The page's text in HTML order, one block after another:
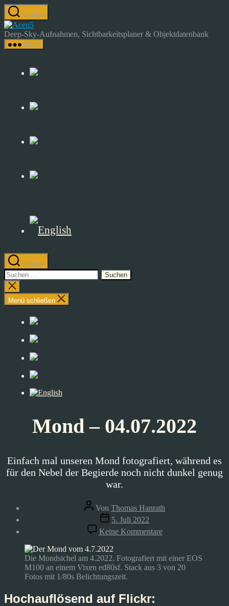
Zum
Inhalt
springen
Suchen
Astrocamp
–
Astrofotografie
Sky-
Deep-Sky-Aufnahmen, Sichtbarkeitsplaner & Objektdatenbank
Menü
Suchen
Suchen
nach:
Suche
schließen
Menü schließen
Mond – 04.07.2022
Einfach mal unseren Mond fotografiert, während es
für den Nebel der Begierde noch nicht dunkel genug
war.
Beitragsautor
Von Thomas Hanrath
Veröffentlichungsdatum
5. Juli 2022
Keine Kommentarezu
Mond
04.07.2022
Die Mondsichel am 4.2022. Fotografiert mit einer EOS
M100 an einem Vixen ed80sf. Stack aus 3 von 20
Fotos mit 1/80s Belichtungszeit.
Hochauflösend auf Flickr: